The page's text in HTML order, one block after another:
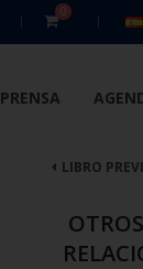
0
PRENSA
LIBRO